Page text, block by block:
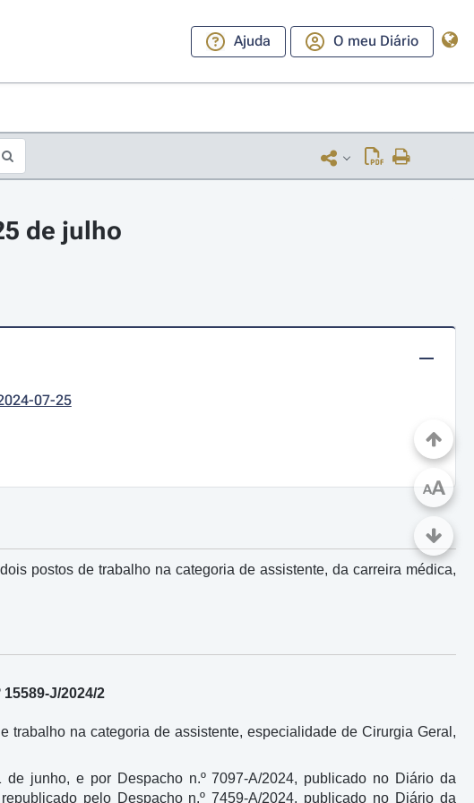
Ajuda O meu Diário
de julho
07-25
postos de trabalho na categoria de assistente, da carreira médica,
J/2024/2
trabalho na categoria de assistente, especialidade de Cirurgia Geral,
de junho, e por Despacho n.º 7097-A/2024, publicado no Diário da
pelo Despacho n.º 7459-A/2024, publicado no Diário da
AA